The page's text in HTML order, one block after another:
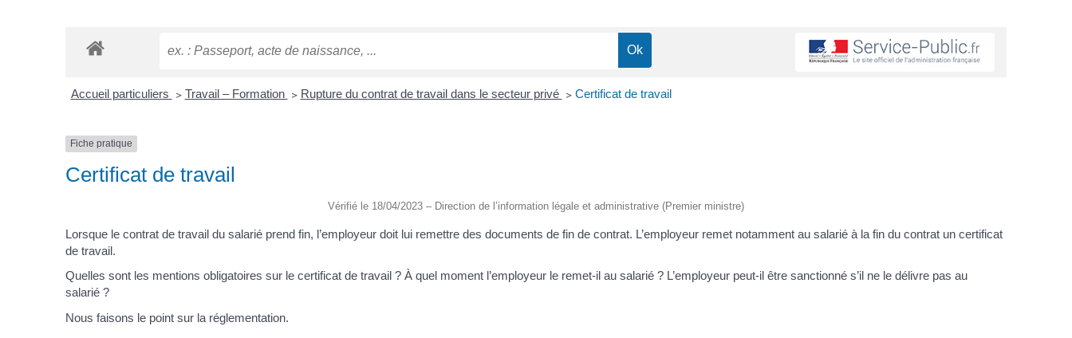
Accueil particuliers > Travail – Formation > Rupture du contrat de travail dans le secteur privé > Certificat de travail
Fiche pratique
Certificat de travail
Vérifié le 18/04/2023 – Direction de l’information légale et administrative (Premier ministre)
Lorsque le contrat de travail du salarié prend fin, l’employeur doit lui remettre des documents de fin de contrat. L’employeur remet notamment au salarié à la fin du contrat un certificat
de travail.
Quelles sont les mentions obligatoires sur le certificat de travail ? À quel moment l’employeur le remet-il au salarié ? L’employeur peut-il être sanctionné s’il ne le délivre pas au
salarié ?
Nous faisons le point sur la réglementation.